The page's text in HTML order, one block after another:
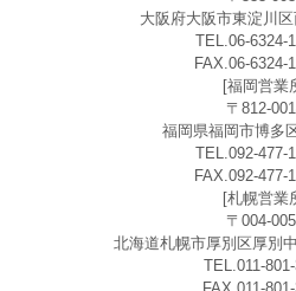
大阪府大阪市東淀川
TEL.06-6324-
FAX.06-
[福岡営業
〒812-
福岡県福岡市博多
TEL.092-477-
FAX.092-
[札幌営業
〒004-
北海道札幌市厚別区厚別
TEL.011-